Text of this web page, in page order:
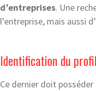
d’entreprises. Une
l’entreprise, mais aussi
Identification du
Ce dernier doit posséder